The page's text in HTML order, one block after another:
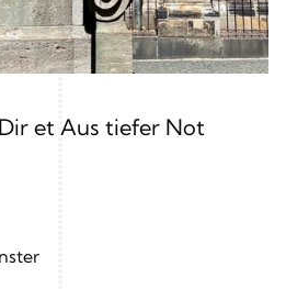
et Aus tiefer Not